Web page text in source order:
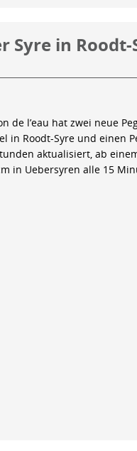
Syre in
de l’eau hat zwei neue
in Roodt-Syre und einen
aktualisiert, ab
in Uebersyren alle 15